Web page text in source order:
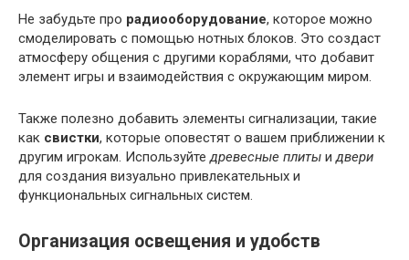
Не забудьте про радиооборудование, которое можно
смоделировать с помощью нотных блоков. Это создаст
атмосферу общения с другими кораблями, что добавит
элемент игры и взаимодействия с окружающим миром.
Также полезно добавить элементы сигнализации, такие
как свистки, которые оповестят о вашем приближении к
другим игрокам. Используйтедревесные плиты идвери
для создания визуально привлекательных и
функциональных сигнальных систем.
Организация освещения и удобств